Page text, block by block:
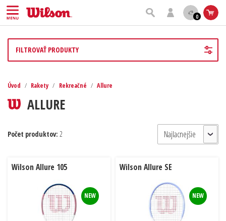
0
FILTROVAŤ PRODUKTY
Úvod / Rakety / Rekreačné / Allure
ALLURE
Počet produktov: 2
Wilson Allure 105
NEW
Wilson Allure SE
NEW